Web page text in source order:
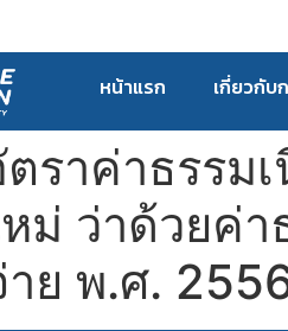
หน้าแรก เกี่ยวกับ
ราค่าธรรม
หม่ ว่าด้วยค่
าย พ.ศ.